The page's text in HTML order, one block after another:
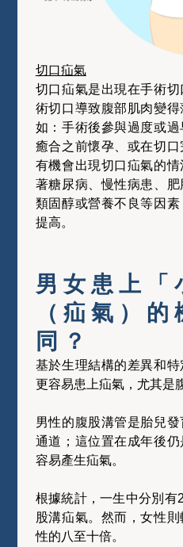
切口疝氣
切口疝氣是出現在手術
術切口導致腹部肌肉變得
如：手術後參與過度或
癒合之前懷孕、或在切
有機會出現切口疝氣的
著糖尿病、慢性病患、
類固醇或營養不良等因
提高。
男女患上「
（疝氣）
同？
基於生理結構的差異和
更容易患上疝氣，尤其是
男性的腹股溝管是胎兒
通道；這位置在成年後
容易產生疝氣。
根據統計，一生中分別有
股溝疝氣。然而，女性
性的八至十倍。